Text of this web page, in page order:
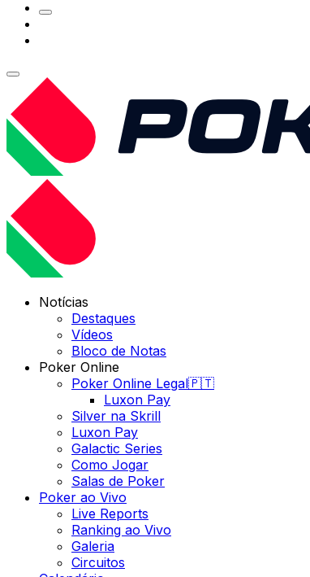
Notícias
Destaques
Vídeos
Bloco de Notas
Poker Online
Poker Online Legal🇵🇹
Luxon Pay
Silver na Skrill
Luxon Pay
Galactic Series
Como Jogar
Salas de Poker
Poker ao Vivo
Live Reports
Ranking ao Vivo
Galeria
Circuitos